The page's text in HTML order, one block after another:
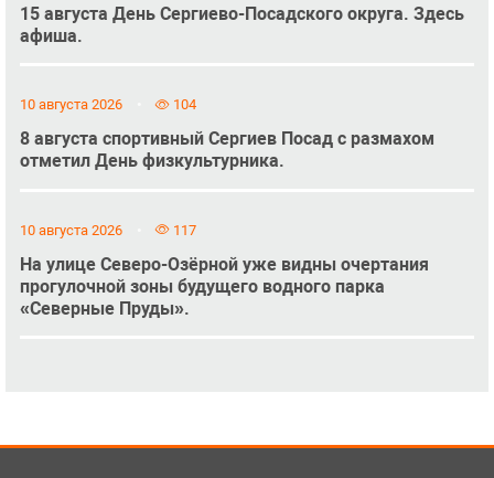
15 августа День Сергиево-Посадского округа. Здесь
афиша.
10 августа 2026 104
8 августа спортивный Сергиев Посад с размахом
отметил День физкультурника.
10 августа 2026 117
На улице Северо-Озёрной уже видны очертания
прогулочной зоны будущего водного парка
«Северные Пруды».